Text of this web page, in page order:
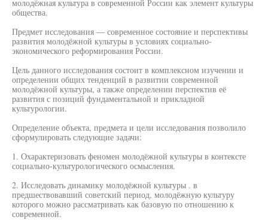
молодёжная культура в современной России как элемент культуры
общества.
Предмет исследования — современное состояние и перспективы
развития молодёжной культуры в условиях социально-
экономического реформирования России.
Цель данного исследования состоит в комплексном изучении и
определении общих тенденций в развитии современной
молодёжной культуры, а также определении перспектив её
развития с позиций фундаментальной и прикладной
культурологии.
Определение объекта, предмета и цели исследования позволило
сформулировать следующие задачи:
1. Охарактеризовать феномен молодёжной культуры в контексте
социально-культурологического осмысления.
2. Исследовать динамику молодёжной культуры . в
предшествовавший советский период, молодёжную культуру
которого можно рассматривать как базовую по отношению к
современной.